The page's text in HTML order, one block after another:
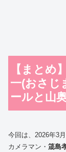
【まとめ
一(おさじ
ールと山
今回は、2026年3
カメラマン・ 筬島